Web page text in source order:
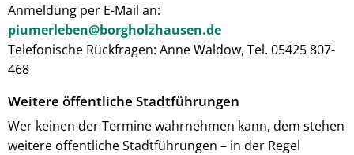
Anmeldung per E-Mail an:
piumerleben@borgholzhausen.de
Telefonische Rückfragen: Anne Waldow, Tel. 05425 807-
468
Weitere öffentliche Stadtführungen
Wer keinen der Termine wahrnehmen kann, dem stehen
weitere öffentliche Stadtführungen – in der Regel